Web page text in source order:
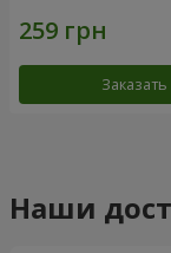
Заказать
Наши